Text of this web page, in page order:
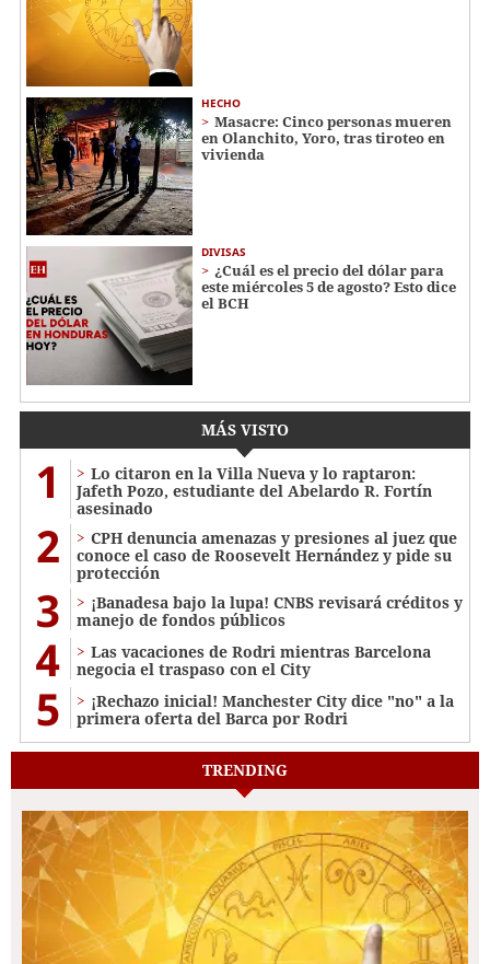
HECHO
Masacre: Cinco personas mueren
en Olanchito, Yoro, tras tiroteo en
vivienda
DIVISAS
¿Cuál es el precio del dólar para
este miércoles 5 de agosto? Esto dice
el BCH
MÁS VISTO
1
Lo citaron en la Villa Nueva y lo raptaron:
Jafeth Pozo, estudiante del Abelardo R. Fortín
asesinado
2
CPH denuncia amenazas y presiones al juez que
conoce el caso de Roosevelt Hernández y pide su
protección
3
¡Banadesa bajo la lupa! CNBS revisará créditos y
manejo de fondos públicos
4
Las vacaciones de Rodri mientras Barcelona
negocia el traspaso con el City
5
¡Rechazo inicial! Manchester City dice "no" a la
primera oferta del Barca por Rodri
TRENDING